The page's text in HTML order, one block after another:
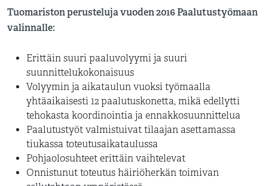
Tuomariston perusteluja vuoden 2016 Paalutustyömaan
valinnalle:
Erittäin suuri paaluvolyymi ja suuri
suunnittelukokonaisuus
Volyymin ja aikataulun vuoksi työmaalla
yhtäaikaisesti 12 paalutuskonetta, mikä edellytti
tehokasta koordinointia ja ennakkosuunnittelua
Paalutustyöt valmistuivat tilaajan asettamassa
tiukassa toteutusaikataulussa
Pohjaolosuhteet erittäin vaihtelevat
Onnistunut toteutus häiriöherkän toimivan